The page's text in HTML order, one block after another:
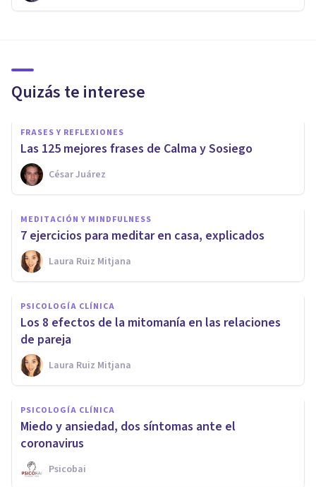
Quizás te interese
FRASES Y REFLEXIONES
Las 125 mejores frases de Calma y Sosiego
César Juárez
MEDITACIÓN Y MINDFULNESS
7 ejercicios para meditar en casa, explicados
Laura Ruiz Mitjana
PSICOLOGÍA CLÍNICA
Los 8 efectos de la mitomanía en las relaciones
de pareja
Laura Ruiz Mitjana
PSICOLOGÍA CLÍNICA
Miedo y ansiedad, dos síntomas ante el
coronavirus
Psicobai